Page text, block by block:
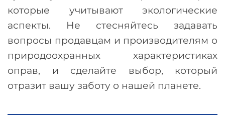
которые учитывают экологические
аспекты. Не стесняйтесь задавать
вопросы продавцам и производителям о
природоохранных характеристиках
оправ, и сделайте выбор, который
отразит вашу заботу о нашей планете.